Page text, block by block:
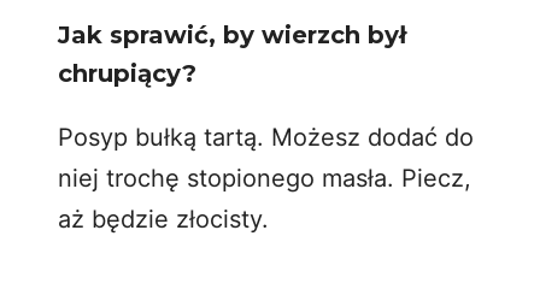
Jak sprawić, by wierzch był
chrupiący?
Posyp bułką tartą. Możesz dodać do
niej trochę stopionego masła. Piecz,
aż będzie złocisty.